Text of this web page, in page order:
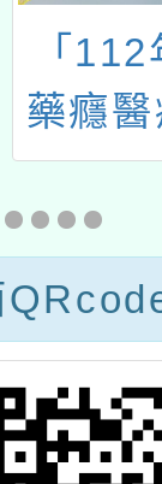
「
藥癮
心試辦
治
練-24
班(第